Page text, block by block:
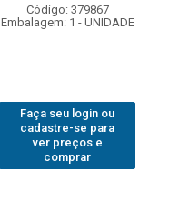
Código: 379867
Embalagem: 1 - UNIDADE
Faça seu login ou
cadastre-se para
ver preços e
comprar